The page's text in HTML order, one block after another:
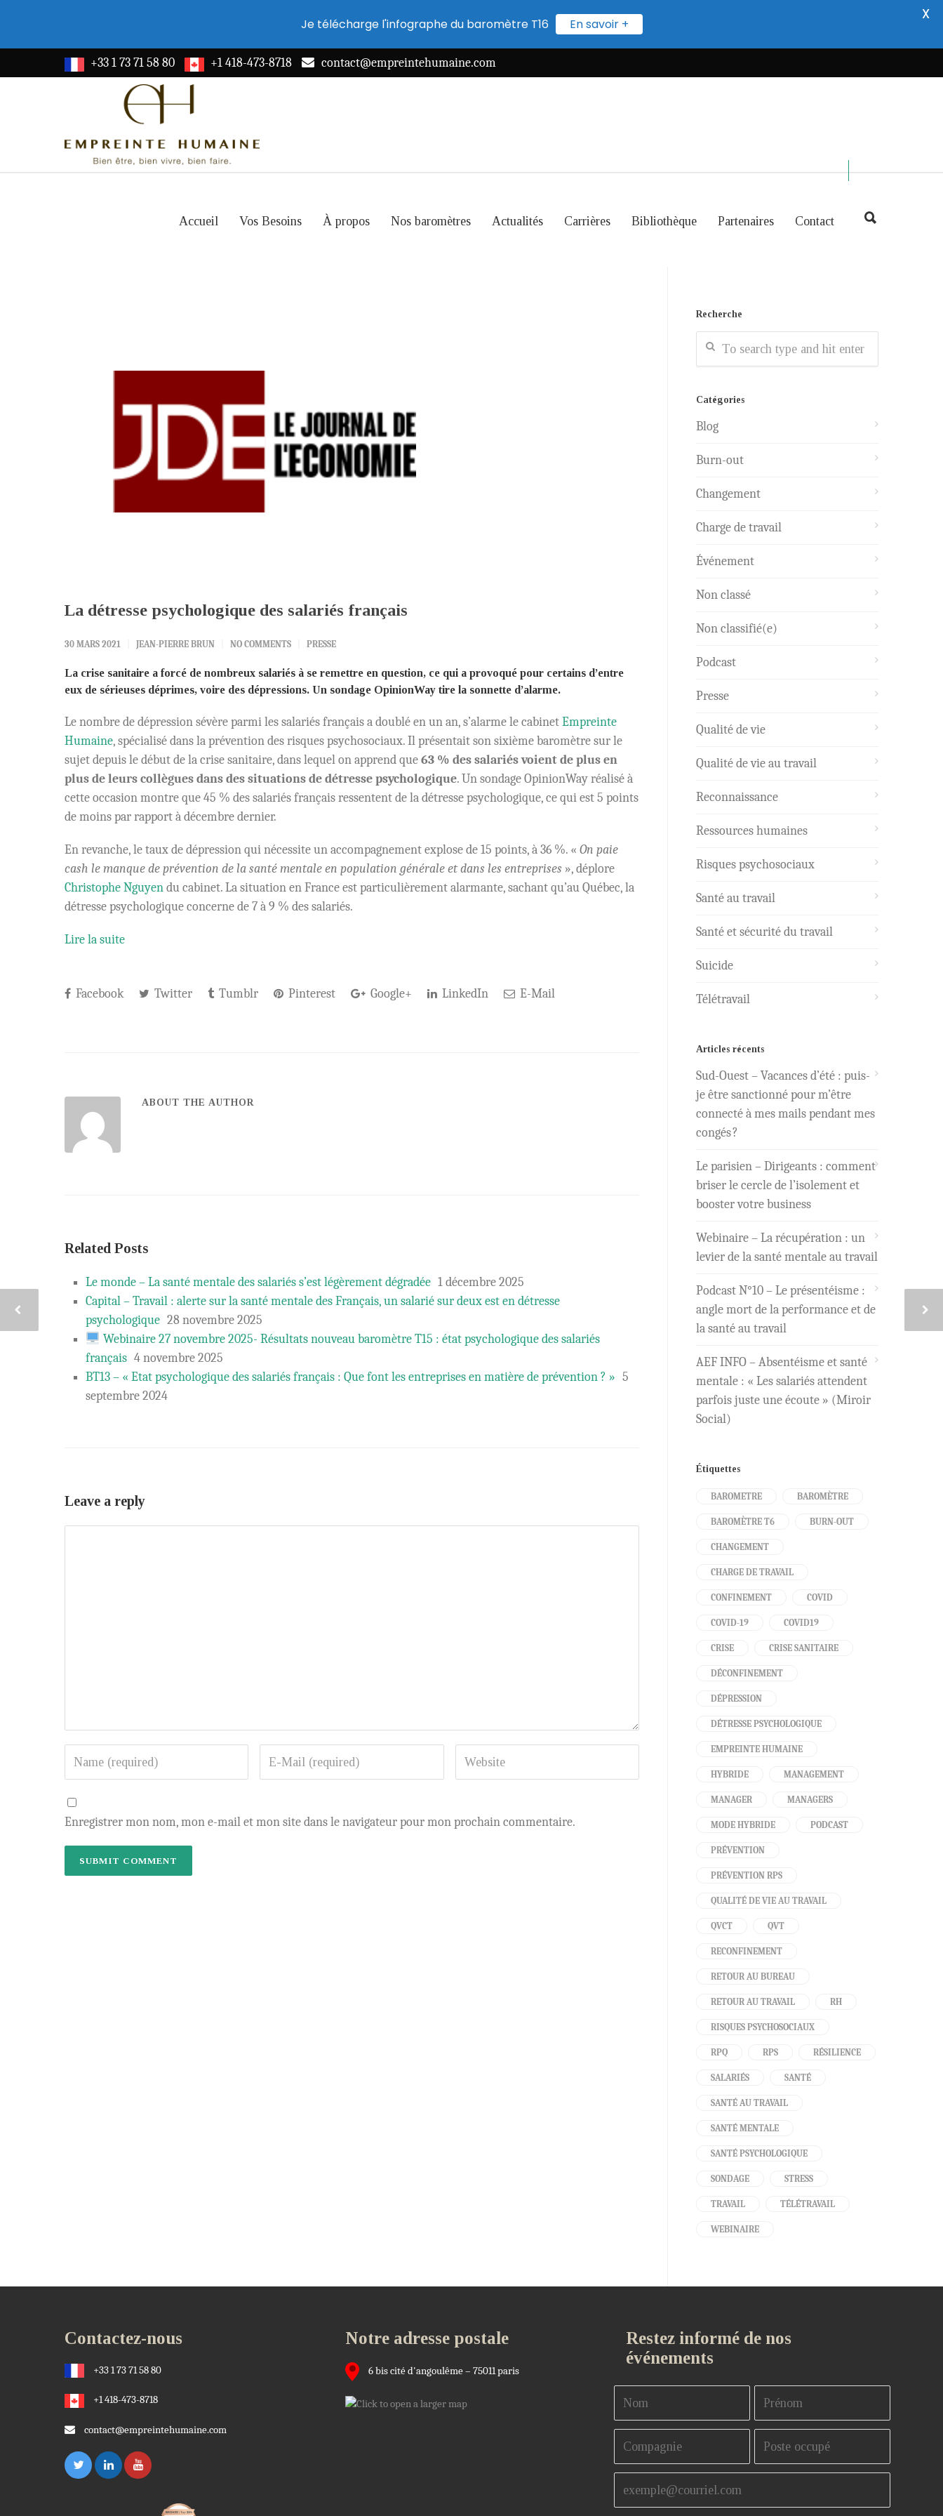
+33 1 73 71 58 80 +1 418-473-8718 contact@empreintehumaine.com
Accueil Vos Besoins À propos Nos baromètres Actualités Carrières Bibliothèque Partenaires Contact
La détresse psychologique des salariés français
30 MARS 2021 JEAN-PIERRE BRUN NO COMMENTS PRESSE
La crise sanitaire a forcé de nombreux salariés à se remettre en question, ce qui a provoqué pour certains d’entre
eux de sérieuses déprimes, voire des dépressions. Un sondage OpinionWay tire la sonnette d’alarme.
Le nombre de dépression sévère parmi les salariés français a doublé en un an, s’alarme le cabinetEmpreinte
Humaine, spécialisé dans la prévention des risques psychosociaux. Il présentait son sixième baromètre sur le
sujet depuis le début de la crise sanitaire, dans lequel on apprend que63 % des salariés voient de plus en
plus de leurs collègues dans des situations de détresse psychologique. Un sondage OpinionWay réalisé à
cette occasion montre que 45 % des salariés français ressentent de la détresse psychologique, ce qui est 5 points
de moins par rapport à décembre dernier.
En revanche, le taux de dépression qui nécessite un accompagnement explose de 15 points, à 36 %. « On paie
cash le manque de prévention de la santé mentale en population générale et dans les entreprises », déplore
Christophe Nguyendu cabinet. La situation en France est particulièrement alarmante, sachant qu’au Québec, la
détresse psychologique concerne de 7 à 9 % des salariés.
Lire la suite
Facebook Twitter Tumblr Pinterest Google+ LinkedIn E-Mail
ABOUT THE AUTHOR
Related Posts
Le monde – La santé mentale des salariés s’est légèrement dégradée 1 décembre 2025
Capital – Travail : alerte sur la santé mentale des Français, un salarié sur deux est en détresse
psychologique 28 novembre 2025
Webinaire 27 novembre 2025- Résultats nouveau baromètre T15 : état psychologique des salariés
français 4 novembre 2025
BT13 – « Etat psychologique des salariés français : Que font les entreprises en matière de prévention ? » 5
septembre 2024
Leave a reply
Enregistrer mon nom, mon e-mail et mon site dans le navigateur pour mon prochain commentaire.
Recherche
Catégories
Blog
Burn-out
Changement
Charge de travail
Événement
Non classé
Non classifié(e)
Podcast
Presse
Qualité de vie
Qualité de vie au travail
Reconnaissance
Ressources humaines
Risques psychosociaux
Santé au travail
Santé et sécurité du travail
Suicide
Télétravail
Articles récents
Sud-Ouest – Vacances d’été : puis-
je être sanctionné pour m’être
connecté à mes mails pendant mes
congés ?
Le parisien – Dirigeants : comment
briser le cercle de l’isolement et
booster votre business
Webinaire – La récupération : un
levier de la santé mentale au travail
Podcast N°10 – Le présentéisme :
angle mort de la performance et de
la santé au travail
AEF INFO – Absentéisme et santé
mentale : « Les salariés attendent
parfois juste une écoute » (Miroir
Social)
Étiquettes
BAROMETRE BAROMÈTRE
BAROMÈTRE T6 BURN-OUT
CHANGEMENT
CHARGE DE TRAVAIL
CONFINEMENT COVID
COVID-19 COVID19
CRISE CRISE SANITAIRE
DÉCONFINEMENT
DÉPRESSION
DÉTRESSE PSYCHOLOGIQUE
EMPREINTE HUMAINE
HYBRIDE MANAGEMENT
MANAGER MANAGERS
MODE HYBRIDE PODCAST
PRÉVENTION
PRÉVENTION RPS
QUALITÉ DE VIE AU TRAVAIL
QVCT QVT
RECONFINEMENT
RETOUR AU BUREAU
RETOUR AU TRAVAIL RH
RISQUES PSYCHOSOCIAUX
RPQ RPS RÉSILIENCE
SALARIÉS SANTÉ
SANTÉ AU TRAVAIL
SANTÉ MENTALE
SANTÉ PSYCHOLOGIQUE
SONDAGE STRESS
TRAVAIL TÉLÉTRAVAIL
WEBINAIRE
Contactez-nous
+33 1 73 71 58 80
+1 418-473-8718
contact@empreintehumaine.com
Notre adresse postale
6 bis cité d'angoulême – 75011 paris
Restez informé de nos
événements
Je télécharge l'infographe du baromètre T16 En savoir +
X